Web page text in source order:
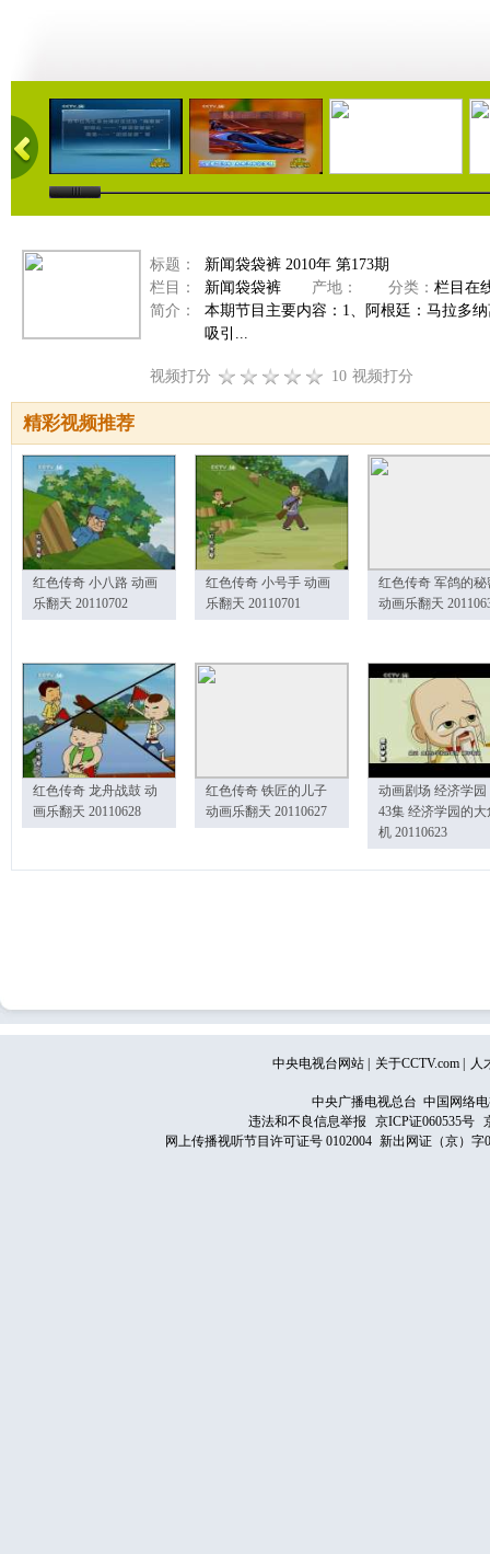
01:24 01:26 01:21
标题：
新闻袋袋裤 2010年 第173期
栏目：
新闻袋袋裤 产地： 分类： 栏目在
简介：
本期节目主要内容：1、阿根廷：马拉多
吸引...
视频打分 10 视频打分
精彩视频推荐
红色传奇 小八路 动画
乐翻天 20110702
红色传奇 小号手 动画
乐翻天 20110701
红色传奇 军鸽的秘
动画乐翻天
红色传奇 龙舟战鼓 动
画乐翻天 20110628
红色传奇 铁匠的儿子
动画乐翻天 20110627
动画剧场 经济学园
43集 经济学园的大
机 20110623
中央电视台网站 关于CCTV.com 人
中央广播电视总台 中国网络
违法和不良信息举报
京ICP证060535号
网上传播视听节目许可证号 0102004 新出网证（京）